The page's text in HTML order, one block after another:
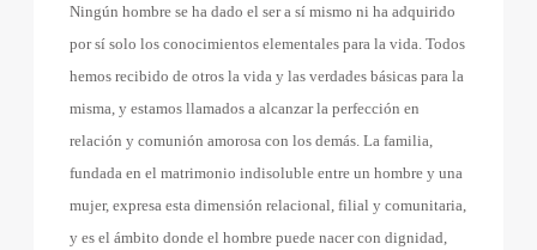
Ningún hombre se ha dado el ser a sí mismo ni ha adquirido
por sí solo los conocimientos elementales para la vida. Todos
hemos recibido de otros la vida y las verdades básicas para la
misma, y estamos llamados a alcanzar la perfección en
relación y comunión amorosa con los demás. La familia,
fundada en el matrimonio indisoluble entre un hombre y una
mujer, expresa esta dimensión relacional, filial y comunitaria,
y es el ámbito donde el hombre puede nacer con dignidad,